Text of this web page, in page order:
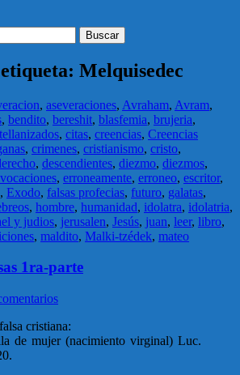
Melquisedec
, aseveraciones, Avraham, Avram,
, bendito, bereshit, blasfemia, brujeria,
, citas, creencias, Creencias
, crimenes, cristianismo, cristo,
, descendientes, diezmo, diezmos,
, erroneamente, erroneo, escritor,
, Exodo, falsas profecias, futuro, galatas,
, hombre, humanidad, idolatra, idolatria,
y judios, jerusalen, Jesús, juan, leer, libro,
, maldito, Malki-tzédek, mateo
1ra-parte
cristiana:
de mujer (nacimiento virginal) Luc.